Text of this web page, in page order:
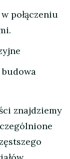
połączeniu
znajdziemy